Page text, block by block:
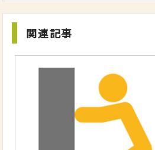
関連記事